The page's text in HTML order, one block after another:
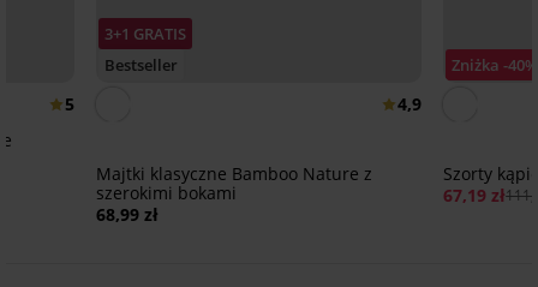
5
3+1 GRATIS
Bestseller
4,9
Majtki klasyczne Bamboo Nature z
szerokimi bokami
68,99 zł
Zniżka -40%
Szorty
67,19 zł